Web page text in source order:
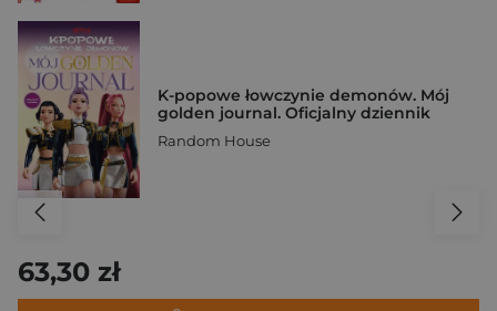
K-popowe łowczynie demonów. Mój
golden journal. Oficjalny dziennik
Random House
63,30 zł